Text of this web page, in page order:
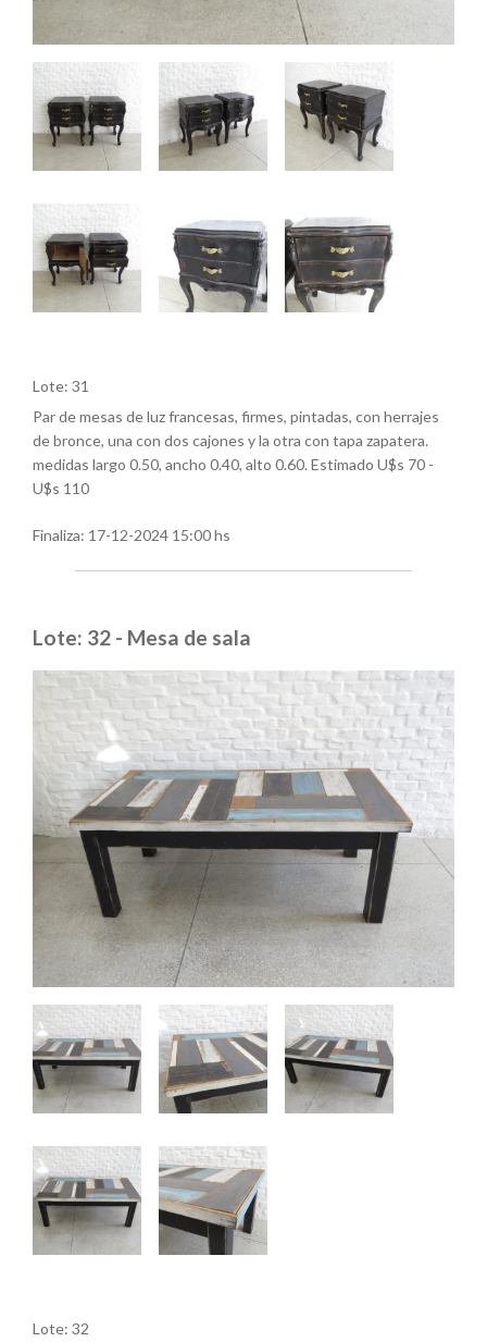
Lote: 31
Par de mesas de luz francesas, firmes, pintadas, con herrajes
de bronce, una con dos cajones y la otra con tapa zapatera.
medidas largo 0.50, ancho 0.40, alto 0.60. Estimado U$s 70 -
U$s 110
Finaliza: 17-12-2024 15:00 hs
Lote: 32 - Mesa de sala
Lote: 32